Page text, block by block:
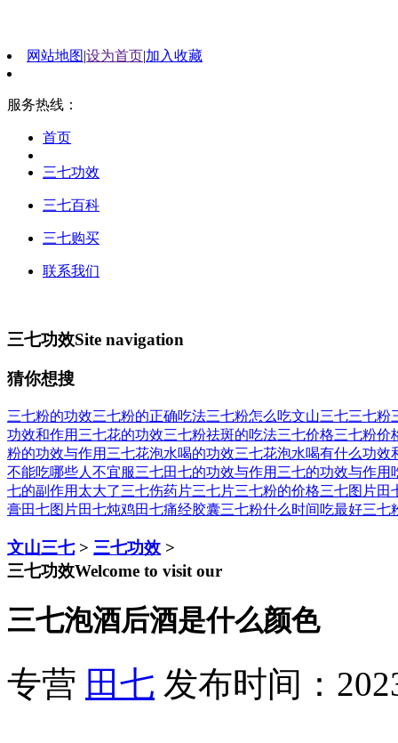
网站地图|设为首页|加入收藏
服务热线：
首页
三七功效
三七百科
三七购买
联系我们
三七功效Site navigation
猜你想搜
三七粉的功效三七粉的正确吃法三七粉怎么吃文山三七三七粉
功效和作用 三七花的功效三七粉祛斑的吃法三七价格三七粉价
粉的功效与作用 三七花泡水喝的功效三七花泡水喝有什么功效
不能吃哪些人不宜服三七田七的功效与作用 三七的功效与作用
七的副作用太大了三七伤药片三七片三七粉的价格三七图片田
膏田七图片田七炖鸡田七痛经胶囊三七粉什么时间吃最好三七
文山三七> 三七功效 >
三七功效Welcome to visit our
三七泡酒后酒是什么颜色
专营 田七 发布时间：